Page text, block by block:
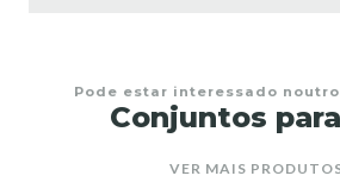
Pode estar interessado
Conjuntos
VER MAIS